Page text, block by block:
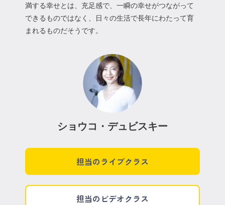
満する幸せとは、充足感で、一瞬の幸せがつながって
できるものではなく、日々の生活で長年にわたって育
まれるものだそうです。
ショウコ・デュビスキー
担当のライブクラス
担当のビデオクラス